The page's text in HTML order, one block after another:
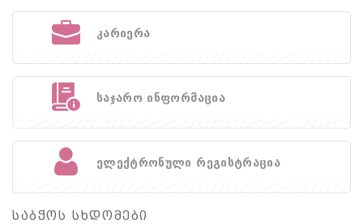
კარიერა
საჯარო ინფორმაცია
ელექტრონული რეგისტრაცია
საბჭოს სხდომები